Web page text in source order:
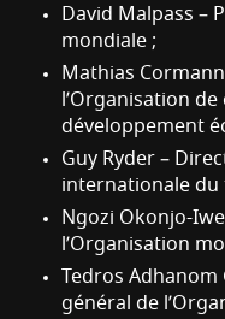
David Malpass –
mondiale ;
Mathias
l’Organisation
développement
Guy Ryder –
internationale du
Ngozi Okonjo-
l’Organisation
Tedros
général de